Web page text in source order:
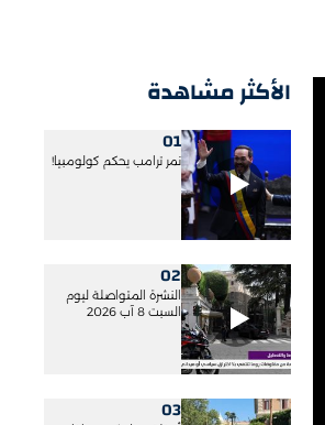
الأكثر مشاهدة
01
نمر ترامب يحكم كولومبيا!
02
النشرة المتواصلة ليوم
السبت 8 آب 2026
03